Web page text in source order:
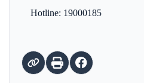
Hotline: 19000185